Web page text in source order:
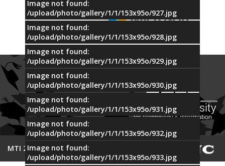
Image not found:
/upload/photo/gallery/1/1/153x95o/927.jpg
Image not found:
/upload/photo/gallery/1/1/153x95o/928.jpg
Image not found:
/upload/photo/gallery/1/1/153x95o/929.jpg
Image not found:
/upload/photo/gallery/1/1/153x95o/930.jpg
Image not found:
/upload/photo/gallery/1/1/153x95o/931.jpg
Image not found:
/upload/photo/gallery/1/1/153x95o/932.jpg
Image not found:
/upload/photo/gallery/1/1/153x95o/933.jpg
PARTNERS
© 2015 MTI